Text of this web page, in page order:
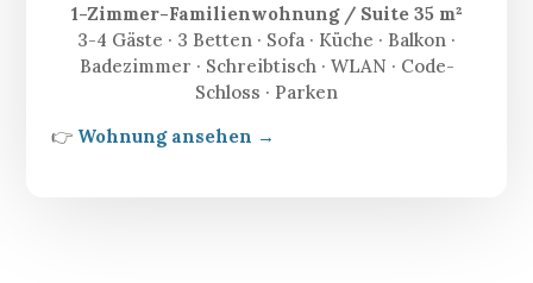
1-Zimmer-Familienwohnung / Suite 35 m²
3-4 Gäste · 3 Betten · Sofa · Küche · Balkon ·
Badezimmer · Schreibtisch · WLAN · Code-
Schloss · Parken
👉 Wohnung ansehen →